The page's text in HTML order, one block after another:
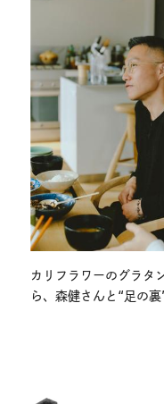
カリフラワーのグラタ
ら、森健さんと“足の